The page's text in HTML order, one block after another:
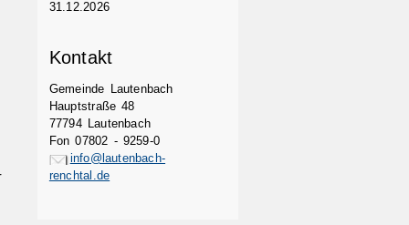
31.12.2026
Kontakt
Gemeinde Lautenbach
Hauptstraße 48
77794 Lautenbach
Fon 07802 - 9259-0
info@lautenbach-
renchtal.de